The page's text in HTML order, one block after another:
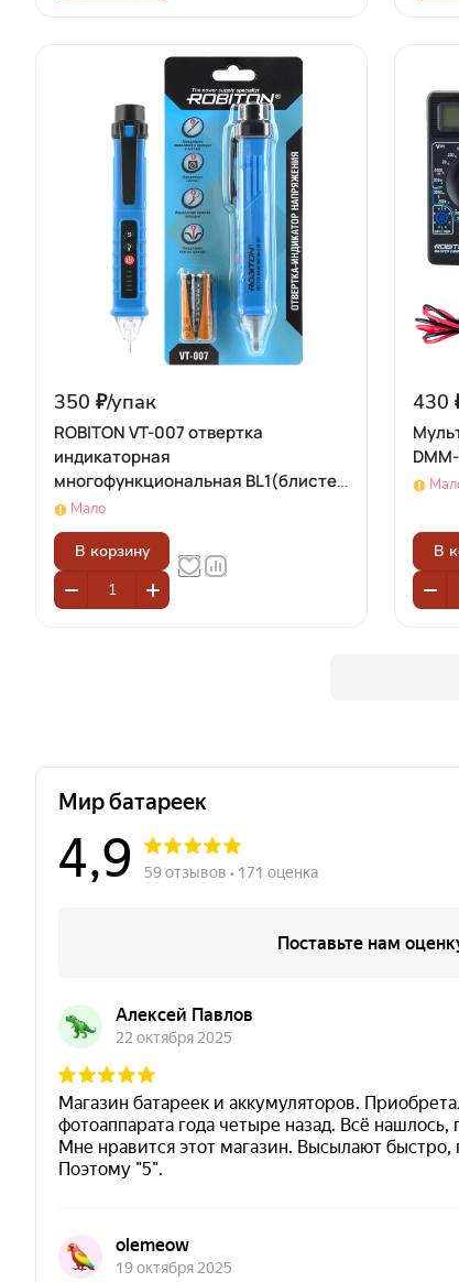
350 ₽/упак
ROBITON VT-007 отвертка
индикаторная
многофункциональная BL1(блистер
1шт)Мало
В корзину
430
В